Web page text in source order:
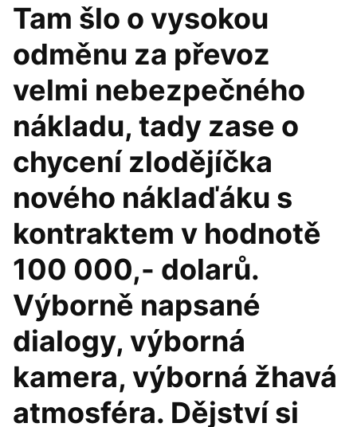
Tam šlo o vysokou
odměnu za převoz
velmi nebezpečného
nákladu, tady zase o
chycení zlodějíčka
nového náklaďáku s
kontraktem v hodnotě
100 000,- dolarů.
Výborně napsané
dialogy, výborná
kamera, výborná žhavá
atmosféra. Dějství si